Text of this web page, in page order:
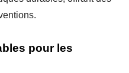
pour les